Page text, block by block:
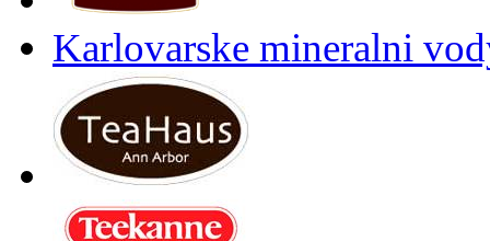
Karlovarske mineralni